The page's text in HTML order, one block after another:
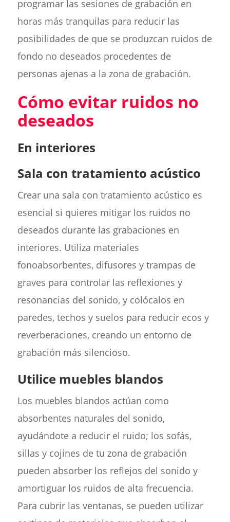
programar las sesiones de grabación en
horas más tranquilas para reducir las
posibilidades de que se produzcan ruidos de
fondo no deseados procedentes de
personas ajenas a la zona de grabación.
Cómo evitar ruidos no
deseados
En interiores
Sala con tratamiento acústico
Crear una sala con tratamiento acústico es
esencial si quieres mitigar los ruidos no
deseados durante las grabaciones en
interiores. Utiliza materiales
fonoabsorbentes, difusores y trampas de
graves para controlar las reflexiones y
resonancias del sonido, y colócalos en
paredes, techos y suelos para reducir ecos y
reverberaciones, creando un entorno de
grabación más silencioso.
Utilice muebles blandos
Los muebles blandos actúan como
absorbentes naturales del sonido,
ayudándote a reducir el ruido; los sofás,
sillas y cojines de tu zona de grabación
pueden absorber los reflejos del sonido y
amortiguar los ruidos de alta frecuencia.
Para cubrir las ventanas, se pueden utilizar